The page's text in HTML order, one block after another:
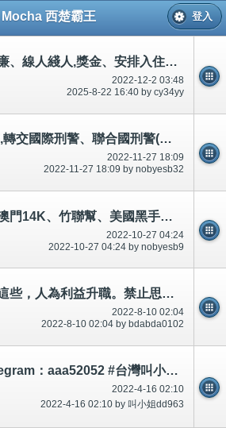
Mocha 西楚霸王 登入
緊急，取消警記、老廉、線人綫人,獎金、安排入住公共屋邨,提出引誘迷惑,升職,全城吃屎、跳蝨等等!
2022-12-2 03:48
2025-8-22 16:40 by cy34yy
嚴重，市民說/講調查,轉交國際刑警、聯合國刑警(警察)。如果有193個國家，好像/好似70億人？
2022-11-27 18:09
2022-11-27 18:09 by nobyesb32
緊急。花都新義安、澳門14K、竹聯幫、美國黑手黨，2000Fun論壇全部/所有男女、學生、全城市民求助。公開
2022-10-27 04:24
2022-10-27 04:24 by nobyesb9
應該報警、報案調查這些，人為利益升職。禁止思想，禁足(禁止外出、去街)又叫市民不要看/唔好睇(1)短片、相片
2022-8-10 02:04
2022-8-10 02:04 by bdabda0102
+LINE：dd963 +Telegram：aaa52052 #台灣叫小姐 #台中叫小姐 #台北叫小姐 #高雄叫小姐 #新竹叫小姐 #台南叫小姐 #彰化叫小
2022-4-16 02:10
2022-4-16 02:10 by 叫小姐dd963